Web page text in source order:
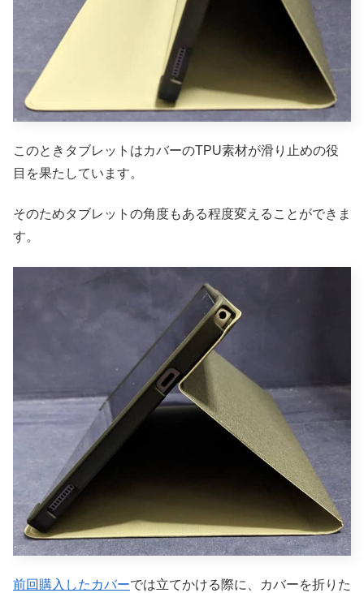
このときタブレットはカバーのTPU素材が滑り止めの役
目を果たしています。
そのためタブレットの角度もある程度変えることができま
す。
前回購入したカバーでは立てかける際に、カバーを折りた